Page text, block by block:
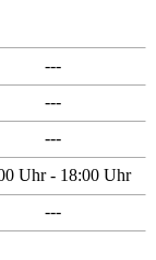
---
---
---
Uhr - 18:00 Uhr
---